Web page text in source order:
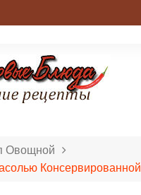
Овощной
Консервированной